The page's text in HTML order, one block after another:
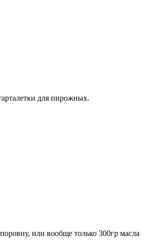
для пирожных.
или вообще только 300гр масла